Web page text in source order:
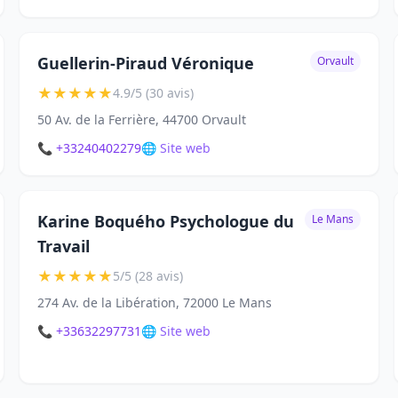
Guellerin-Piraud Véronique Orvault
★★★★★4.9/5 (30 avis)
50 Av. de la Ferrière, 44700 Orvault
📞 +33240402279🌐 Site web
Karine Boquého Psychologue du
Travail
Le Mans
★★★★★5/5 (28 avis)
274 Av. de la Libération, 72000 Le Mans
📞 +33632297731 🌐 Site web